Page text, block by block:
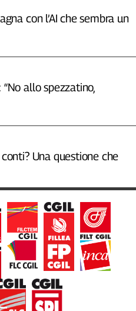
con l’AI che sembra un
allo spezzatino,
Una questione che